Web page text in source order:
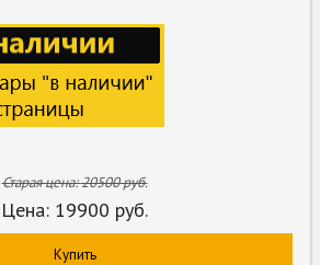
Старая цена:20500руб.
Цена: 19900 руб.
Купить